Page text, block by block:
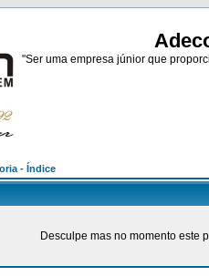
"Ser uma empresa júnior que
- Índice
Desculpe mas no momento este